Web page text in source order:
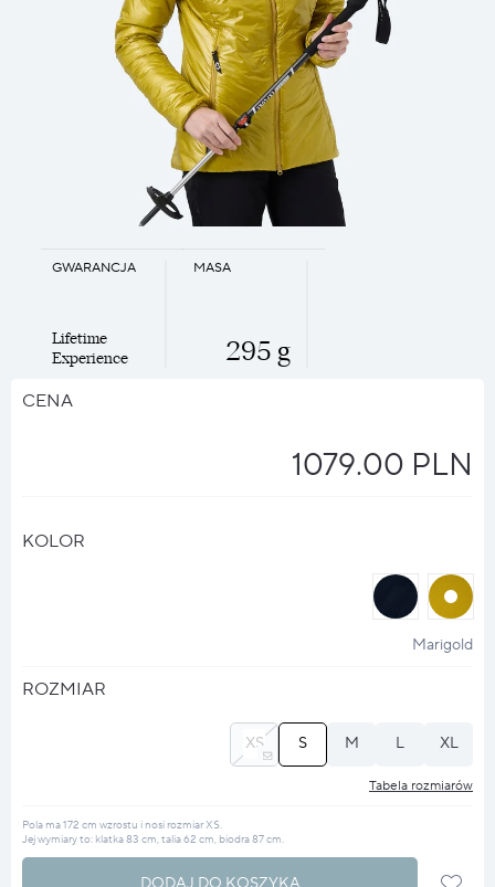
MASA
295 g
GWARANCJA
Lifetime
Experience
CENA
1079.00 PLN
KOLOR
halo
halo
?
Marigold
ROZMIAR
XL
L
M
S
XS
Tabela rozmiarów
Pola ma 172 cm wzrostu i nosi rozmiar XS.
Jej wymiary to: klatka 83 cm, talia 62 cm, biodra 87 cm.